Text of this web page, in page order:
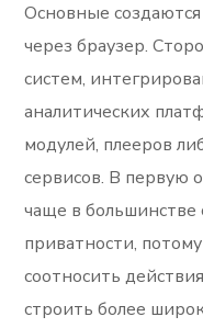
Основные
через браузер.
систем,
аналитических
модулей, плееров
сервисов. В первую
чаще в большинстве
приватности,
соотносить
строить более